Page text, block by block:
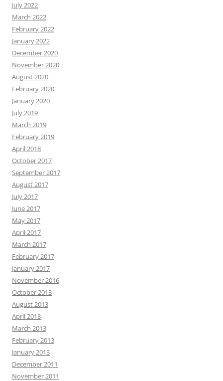
July 2022
March 2022
February 2022
January 2022
December 2020
November 2020
August 2020
February 2020
January 2020
July 2019
March 2019
February 2019
April 2018
October 2017
September 2017
August 2017
July 2017
June 2017
May 2017
April 2017
March 2017
February 2017
January 2017
November 2016
October 2013
August 2013
April 2013
March 2013
February 2013
January 2013
December 2011
November 2011